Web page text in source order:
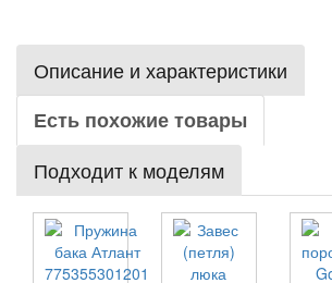
Описание и характеристики
Есть похожие товары
Подходит к моделям